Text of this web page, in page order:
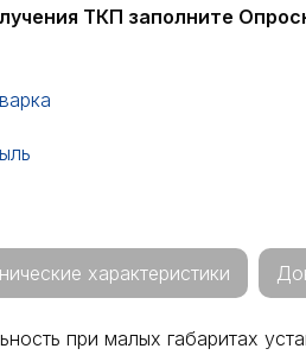
ТКП заполните
характеристики
при малых габаритах